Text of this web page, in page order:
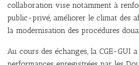
collaboration vise notamment à
public-privé, améliorer le climat des
la modernisation des procédures
Au cours des échanges, la CGE-GUI a